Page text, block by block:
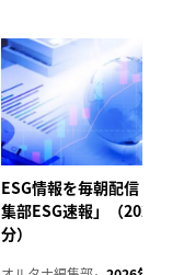
ESG情報を毎朝配信「オル
集部ESG速報」（2026年8
分）